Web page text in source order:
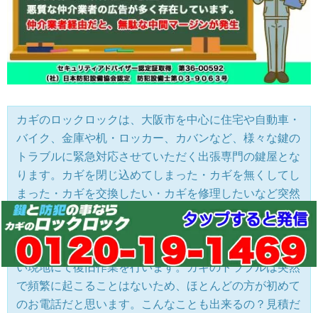
カギのロックロックは、大阪市を中心に住宅や自動車・
バイク、金庫や机・ロッカー、カバンなど、様々な鍵の
トラブルに緊急対応させていただく出張専門の鍵屋とな
ります。カギを閉じ込めてしまった・カギを無くしてし
まった・カギを交換したい・カギを修理したいなど突然
のトラブルが発生した際に、あらゆる機材を積み込んだ
作業車にて、トラブル現場まで急行します。現場にて鍵
の作製やコンピューター編集に至るまで全てその場で行
い現地にて復旧作業を行います。カギのトラブルは突然
で頻繁に起こることはないため、ほとんどの方が初めて
のお電話だと思います。こんなことも出来るの？見積だ